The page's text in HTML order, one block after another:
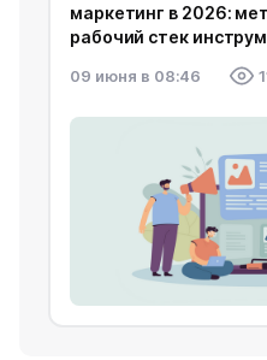
маркетинг в 2026:
рабочий стек
09 июня в 08:46